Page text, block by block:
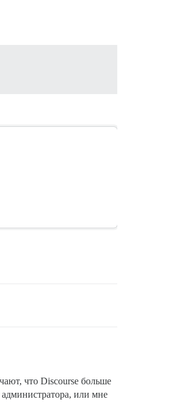
что Discourse больше
или мне